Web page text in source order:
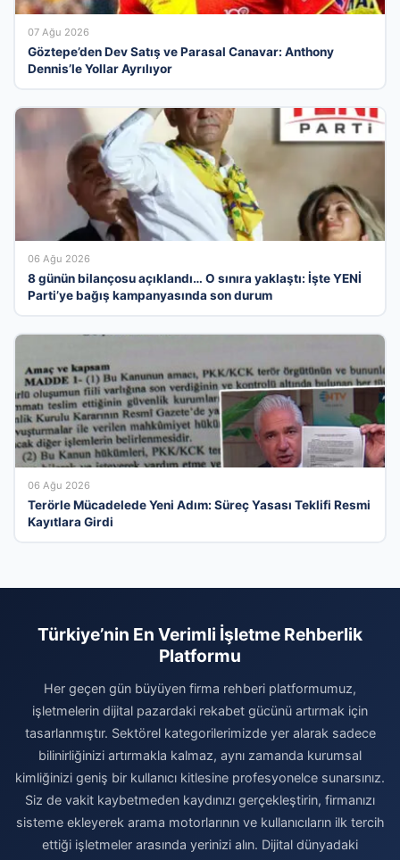
07 Ağu 2026
Göztepe’den Dev Satış ve Parasal Canavar: Anthony
Dennis’le Yollar Ayrılıyor
06 Ağu 2026
8 günün bilançosu açıklandı… O sınıra yaklaştı: İşte YENİ
Parti’ye bağış kampanyasında son durum
06 Ağu 2026
Terörle Mücadelede Yeni Adım: Süreç Yasası Teklifi Resmi
Kayıtlara Girdi
Türkiye’nin En Verimli İşletme Rehberlik
Platformu
Her geçen gün büyüyen firma rehberi platformumuz,
işletmelerin dijital pazardaki rekabet gücünü artırmak için
tasarlanmıştır. Sektörel kategorilerimizde yer alarak sadece
bilinirliğinizi artırmakla kalmaz, aynı zamanda kurumsal
kimliğinizi geniş bir kullanıcı kitlesine profesyonelce sunarsınız.
Siz de vakit kaybetmeden kaydınızı gerçekleştirin, firmanızı
sisteme ekleyerek arama motorlarının ve kullanıcıların ilk tercih
ettiği işletmeler arasında yerinizi alın. Dijital dünyadaki